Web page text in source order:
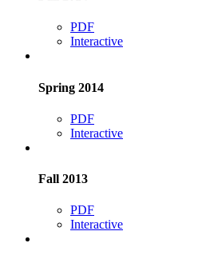
PDF
Interactive
Spring 2014
PDF
Interactive
Fall 2013
PDF
Interactive